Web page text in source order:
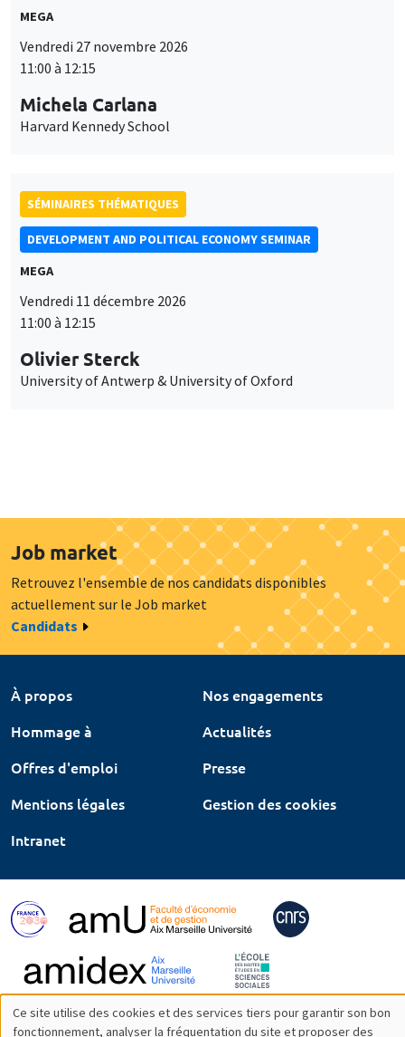
MEGA
Vendredi 27 novembre 2026
11:00 à 12:15
Michela Carlana
Harvard Kennedy School
SÉMINAIRES THÉMATIQUES
DEVELOPMENT AND POLITICAL ECONOMY SEMINAR
MEGA
Vendredi 11 décembre 2026
11:00 à 12:15
Olivier Sterck
University of Antwerp & University of Oxford
Job market
Retrouvez l'ensemble de nos candidats disponibles
actuellement sur le Job market
Candidats
À propos
Nos engagements
Hommage à
Actualités
Offres d'emploi
Presse
Mentions légales
Gestion des cookies
Intranet
Ce site utilise des cookies et des services tiers pour garantir son bon
fonctionnement, analyser la fréquentation du site et proposer des